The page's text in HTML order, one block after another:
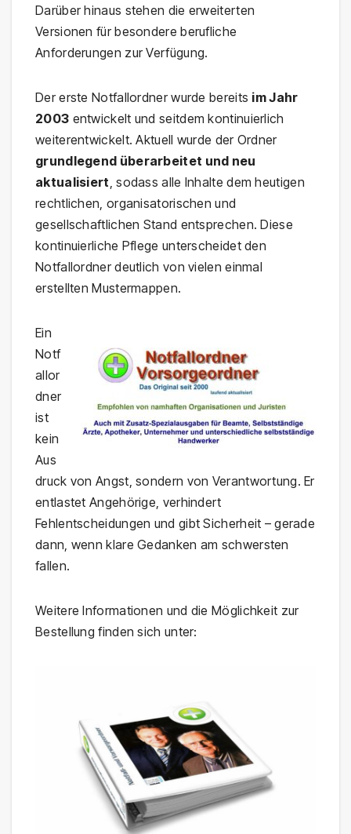
Darüber hinaus stehen die erweiterten
Versionen für besondere berufliche
Anforderungen zur Verfügung.
Der erste Notfallordner wurde bereits im Jahr
2003 entwickelt und seitdem kontinuierlich
weiterentwickelt. Aktuell wurde der Ordner
grundlegend überarbeitet und neu
aktualisiert , sodass alle Inhalte dem heutigen
rechtlichen, organisatorischen und
gesellschaftlichen Stand entsprechen. Diese
kontinuierliche Pflege unterscheidet den
Notfallordner deutlich von vielen einmal
erstellten Mustermappen.
Ein
Notf
allor
dner
ist
kein
Aus
druck von Angst, sondern von Verantwortung. Er
entlastet Angehörige, verhindert
Fehlentscheidungen und gibt Sicherheit – gerade
dann, wenn klare Gedanken am schwersten
fallen.
Weitere Informationen und die Möglichkeit zur
Bestellung finden sich unter: